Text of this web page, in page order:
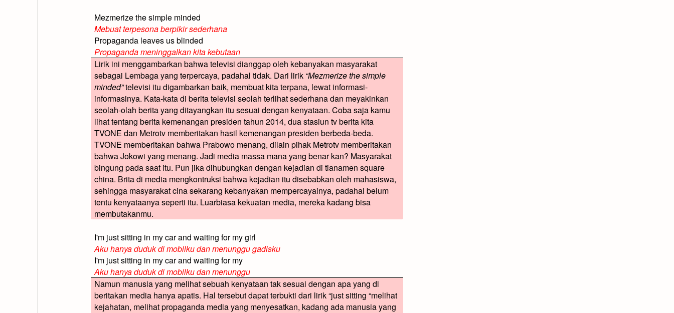
Mezmerize the simple minded
Mebuat terpesona berpikir sederhana
Propaganda leaves us blinded
Propaganda meninggalkan kita kebutaan
Lirik ini menggambarkan bahwa televisi dianggap oleh kebanyakan masyarakat
sebagai Lembaga yang terpercaya, padahal tidak. Dari lirik “Mezmerize the simple
minded”televisi itu digambarkan baik, membuat kita terpana, lewat informasi-
informasinya. Kata-kata di berita televisi seolah terlihat sederhana dan meyakinkan
seolah-olah berita yang ditayangkan itu sesuai dengan kenyataan. Coba saja kamu
lihat tentang berita kemenangan presiden tahun 2014, dua stasiun tv berita kita
TVONE dan Metrotv memberitakan hasil kemenangan presiden berbeda-beda.
TVONE memberitakan bahwa Prabowo menang, dilain pihak Metrotv memberitakan
bahwa Jokowi yang menang. Jadi media massa mana yang benar kan? Masyarakat
bingung pada saat itu. Pun jika dihubungkan dengan kejadian di tianamen square
china. Brita di media mengkontruksi bahwa kejadian itu disebabkan oleh mahasiswa,
sehingga masyarakat cina sekarang kebanyakan mempercayainya, padahal belum
tentu kenyataanya seperti itu. Luarbiasa kekuatan media, mereka kadang bisa
membutakanmu.
I'm just sitting in my car and waiting for my girl
Aku hanya duduk di mobilku dan menunggu gadisku
I'm just sitting in my car and waiting for my
Aku hanya duduk di mobilku dan menunggu
Namun manusia yang melihat sebuah kenyataan tak sesuai dengan apa yang di
beritakan media hanya apatis. Hal tersebut dapat terbukti dari lirik “just sitting “melihat
kejahatan, melihat propaganda media yang menyesatkan, kadang ada manusia yang